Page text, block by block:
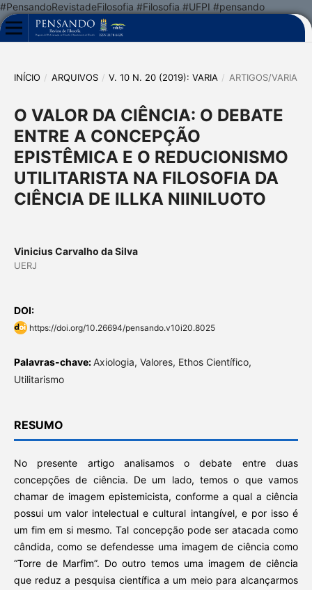
#PensandoRevistadeFilosofia #Filosofia #UFPI #pensando
INÍCIO / ARQUIVOS / V. 10 N. 20 (2019): VARIA / ARTIGOS/VARIA
O VALOR DA CIÊNCIA: O DEBATE
ENTRE A CONCEPÇÃO
EPISTÊMICA E O REDUCIONISMO
UTILITARISTA NA FILOSOFIA DA
CIÊNCIA DE ILLKA NIINILUOTO
Vinicius Carvalho da Silva
UERJ
DOI:
https://doi.org/10.26694/pensando.v10i20.8025
Palavras-chave:Axiologia, Valores, Ethos Científico,
Utilitarismo
RESUMO
No presente artigo analisamos o debate entre duas
concepções de ciência. De um lado, temos o que vamos
chamar de imagem epistemicista, conforme a qual a ciência
possui um valor intelectual e cultural intangível, e por isso é
um fim em si mesmo. Tal concepção pode ser atacada como
cândida, como se defendesse uma imagem de ciência como
“Torre de Marfim”. Do outro temos uma imagem de ciência
que reduz a pesquisa científica a um meio para alcançarmos